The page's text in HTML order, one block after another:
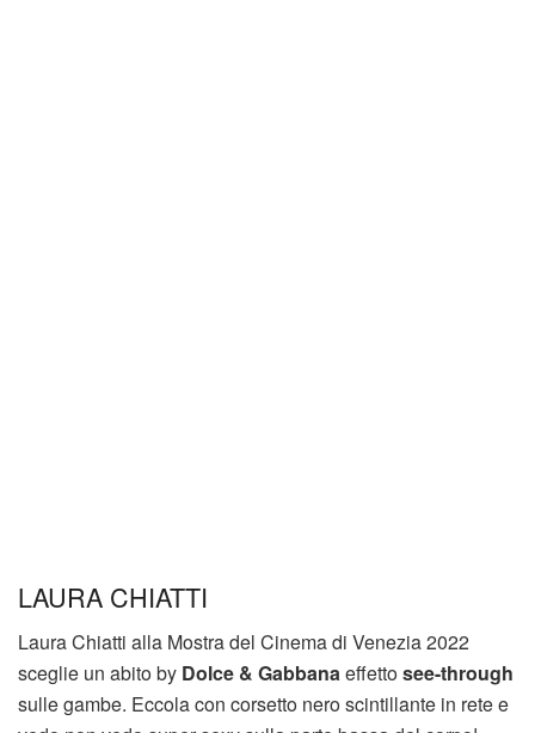
LAURA CHIATTI
Laura Chiatti alla Mostra del Cinema di Venezia 2022
sceglie un abito by Dolce & Gabbanaeffettosee-through
sulle gambe. Eccola con corsetto nero scintillante in rete e